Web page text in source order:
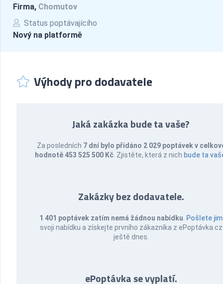
Firma, Chomutov
Status poptávajícího
Nový na platformě
Výhody pro dodavatele
Jaká zakázka bude ta vaše?
Za posledních 7 dní bylo přidáno 2 029 poptávek v
hodnotě 453 525 500 Kč . Zjistěte, která z nich bude ta
Zakázky bez dodavatele.
1 401 poptávek zatím nemá žádnou nabídku Pošlete jim
svoji nabídku a získejte prvního zákazníka z ePoptávka.cz
ještě dnes.
ePoptávka se vyplatí.